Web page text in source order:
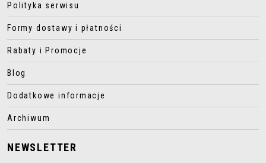
Polityka serwisu
Formy dostawy i płatności
Rabaty i Promocje
Blog
Dodatkowe informacje
Archiwum
NEWSLETTER